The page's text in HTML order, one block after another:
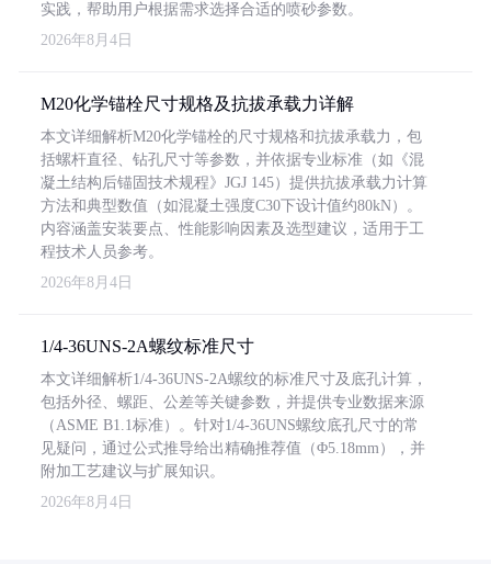
实践，帮助用户根据需求选择合适的喷砂参数。
2026年8月4日
M20化学锚栓尺寸规格及抗拔承载力详解
本文详细解析M20化学锚栓的尺寸规格和抗拔承载力，包
括螺杆直径、钻孔尺寸等参数，并依据专业标准（如《混
凝土结构后锚固技术规程》JGJ 145）提供抗拔承载力计算
方法和典型数值（如混凝土强度C30下设计值约80kN）。
内容涵盖安装要点、性能影响因素及选型建议，适用于工
程技术人员参考。
2026年8月4日
1/4-36UNS-2A螺纹标准尺寸
本文详细解析1/4-36UNS-2A螺纹的标准尺寸及底孔计算，
包括外径、螺距、公差等关键参数，并提供专业数据来源
（ASME B1.1标准）。针对1/4-36UNS螺纹底孔尺寸的常
见疑问，通过公式推导给出精确推荐值（Φ5.18mm），并
附加工艺建议与扩展知识。
2026年8月4日